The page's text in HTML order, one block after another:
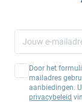
Door het
mailadres
aanbiedingen.
privacybeleid